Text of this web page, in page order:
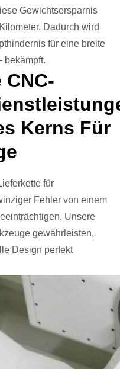
Gewichtsersparnis
Dadurch wird
für eine breite
bekämpft.
Kerns Für
für
Fehler von einem
Unsere
gewährleisten,
Design perfekt